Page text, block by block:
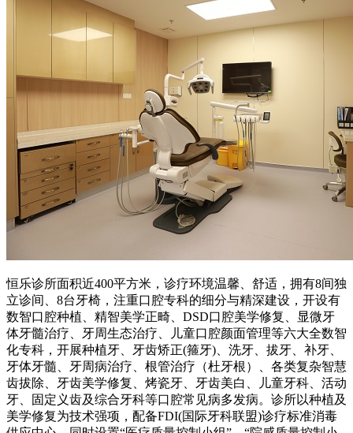
恒乐诊所面积近400平方米，诊疗环境温馨、舒适，拥有8间独
立诊间、8台牙椅，注重口腔专科的细分与精深建设，开设有
数智口腔种植、精智美学正畸、DSD口腔美学修复、显微牙
体牙髓治疗、牙周生态治疗、儿童口腔颜面管理等六大全数智
化专科，开展种植牙、牙齿矫正(箍牙)、洗牙、拔牙、补牙、
牙体牙髓、牙周病治疗、根管治疗（杜牙根）、各类复杂智慧
齿拔除、牙齿美学修复、烤瓷牙、牙齿美白、儿童牙科、活动
牙、固定义齿及综合牙科等口腔常见病多发病。诊所以种植及
美学修复为技术强项，配备FDI(国际牙科联盟)诊疗标准消毒